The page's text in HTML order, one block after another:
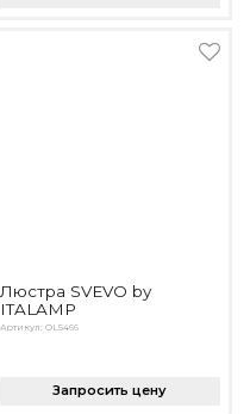
Люстра SVEVO by
ITALAMP
Артикул: OL5466
Запросить цену